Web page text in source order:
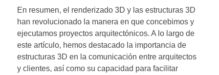
En resumen, el renderizado 3D y las estructuras 3D
han revolucionado la manera en que concebimos y
ejecutamos proyectos arquitectónicos. A lo largo de
este artículo, hemos destacado la importancia de
estructuras 3D en la comunicación entre arquitectos
y clientes, así como su capacidad para facilitar